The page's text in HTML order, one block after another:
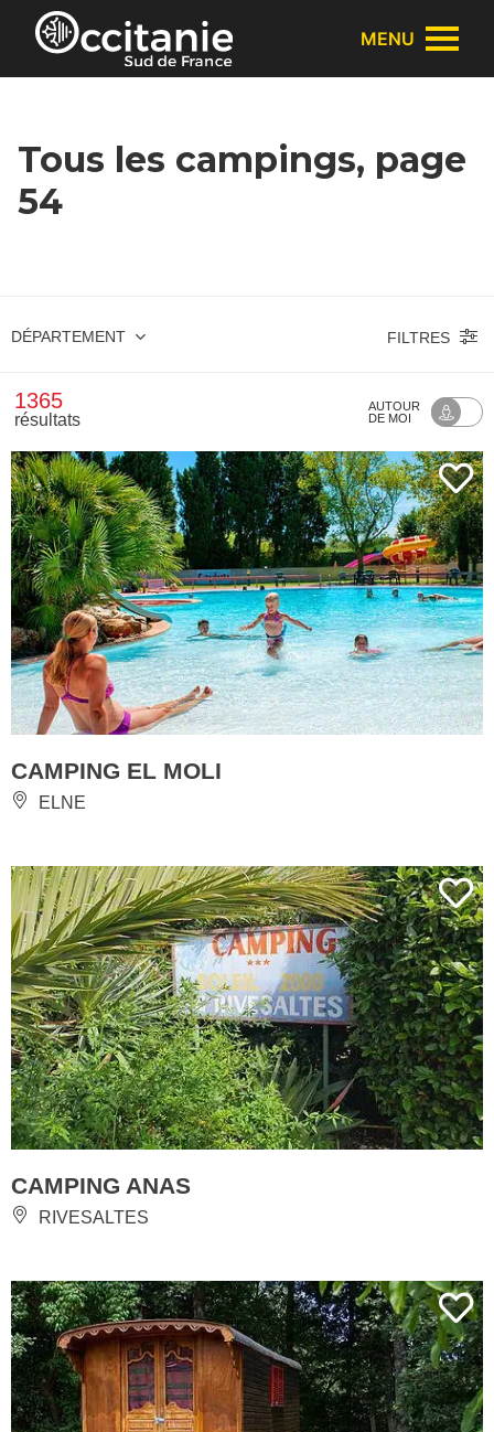
Panneau de gestion des cookies
MENU
Tous les campings, page
54
DÉPARTEMENT FILTRES
1365
résultats
AUTOUR
DE MOI
CAMPING EL MOLI
ELNE
CAMPING ANAS
RIVESALTES